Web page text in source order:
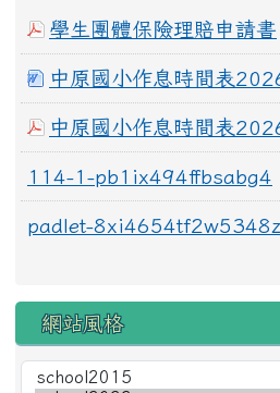
學生團體保險理賠申請書
中原國小作息時間表
中原國小作息時間表
114-1-pb1ix494ffbsabg4
padlet-8xi4654tf2w5348z
網站風格